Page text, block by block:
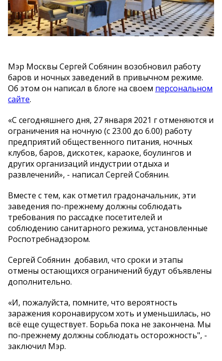
Мэр Москвы Сергей Собянин возобновил работу
баров и ночных заведений в привычном режиме.
Об этом он написал в блоге на своем персональном
сайте.
«С сегодняшнего дня, 27 января 2021 г отменяются и
ограничения на ночную (с 23.00 до 6.00) работу
предприятий общественного питания, ночных
клубов, баров, дискотек, караоке, боулингов и
других организаций индустрии отдыха и
развлечений», - написал Сергей Собянин.
Вместе с тем, как отметил градоначальник, эти
заведения по-прежнему должны соблюдать
требования по рассадке посетителей и
соблюдению санитарного режима, установленные
Роспотребнадзором.
Сергей Собянин добавил, что сроки и этапы
отмены остающихся ограничений будут объявлены
дополнительно.
«И, пожалуйста, помните, что вероятность
заражения коронавирусом хоть и уменьшилась, но
всё еще существует. Борьба пока не закончена. Мы
по-прежнему должны соблюдать осторожность", -
заключил Мэр.